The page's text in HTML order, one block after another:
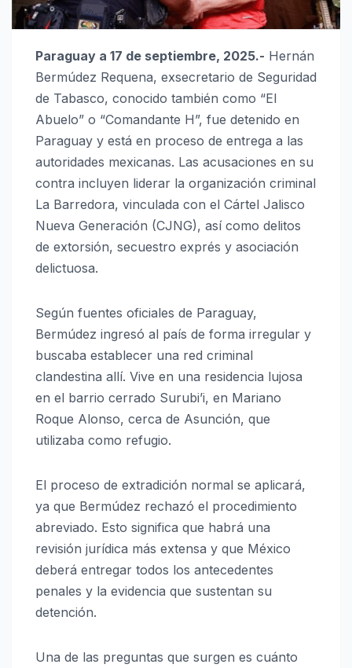
Paraguay a 17 de septiembre, 2025.- Hernán
Bermúdez Requena, exsecretario de Seguridad
de Tabasco, conocido también como “El
Abuelo” o “Comandante H”, fue detenido en
Paraguay y está en proceso de entrega a las
autoridades mexicanas. Las acusaciones en su
contra incluyen liderar la organización criminal
La Barredora, vinculada con el Cártel Jalisco
Nueva Generación (CJNG), así como delitos
de extorsión, secuestro exprés y asociación
delictuosa.
Según fuentes oficiales de Paraguay,
Bermúdez ingresó al país de forma irregular y
buscaba establecer una red criminal
clandestina allí. Vive en una residencia lujosa
en el barrio cerrado Surubi’i, en Mariano
Roque Alonso, cerca de Asunción, que
utilizaba como refugio.
El proceso de extradición normal se aplicará,
ya que Bermúdez rechazó el procedimiento
abreviado. Esto significa que habrá una
revisión jurídica más extensa y que México
deberá entregar todos los antecedentes
penales y la evidencia que sustentan su
detención.
Una de las preguntas que surgen es cuánto